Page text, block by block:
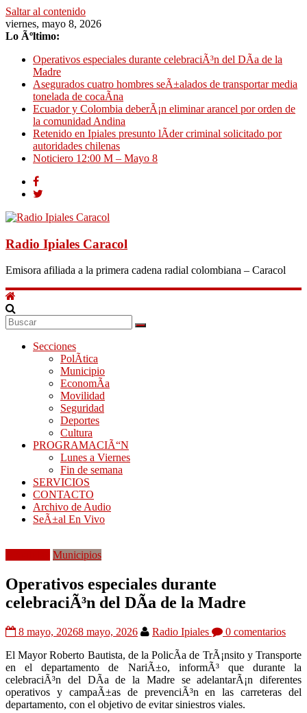
Saltar al contenido
viernes, mayo 8, 2026
Lo Ãºltimo:
Operativos especiales durante celebraciÃ³n del DÃ­a de la
Madre
Asegurados cuatro hombres seÃ±alados de transportar media
tonelada de cocaÃ­na
Ecuador y Colombia deberÃ¡n eliminar arancel por orden de
la comunidad Andina
Retenido en Ipiales presunto lÃ­der criminal solicitado por
autoridades chilenas
Noticiero 12:00 M – Mayo 8
Radio Ipiales Caracol
Emisora afiliada a la primera cadena radial colombiana – Caracol
Secciones
PolÃ­tica
Municipio
EconomÃ­a
Movilidad
Seguridad
Deportes
Cultura
PROGRAMACIÃ“N
Lunes a Viernes
Fin de semana
SERVICIOS
CONTACTO
Archivo de Audio
SeÃ±al En Vivo
Municipios
Operativos especiales durante
celebraciÃ³n del DÃ­a de la Madre
8 mayo, 20268 mayo, 2026 Radio Ipiales
0 comentarios
El MayorRoberto Bautista, de la PolicÃ­a de TrÃ¡nsito y Transporte
en el departamento de NariÃ±o, informÃ³ que durante la
celebraciÃ³n del DÃ­a de la Madre se adelantarÃ¡n diferentes
operativos y campaÃ±as de prevenciÃ³n en las carreteras del
departamento, con el objetivo de evitar siniestros viales.